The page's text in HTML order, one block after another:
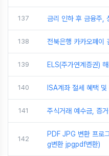
137 금리 인하 후 금융주,
138 전북은행 카카오페이
139 ELS(주가연계증권)
140 ISA계좌 절세 혜택 및
141 주식거래 예수금, 증
142
PDF JPG 변환 프로
g변환 jpgpdf변환)